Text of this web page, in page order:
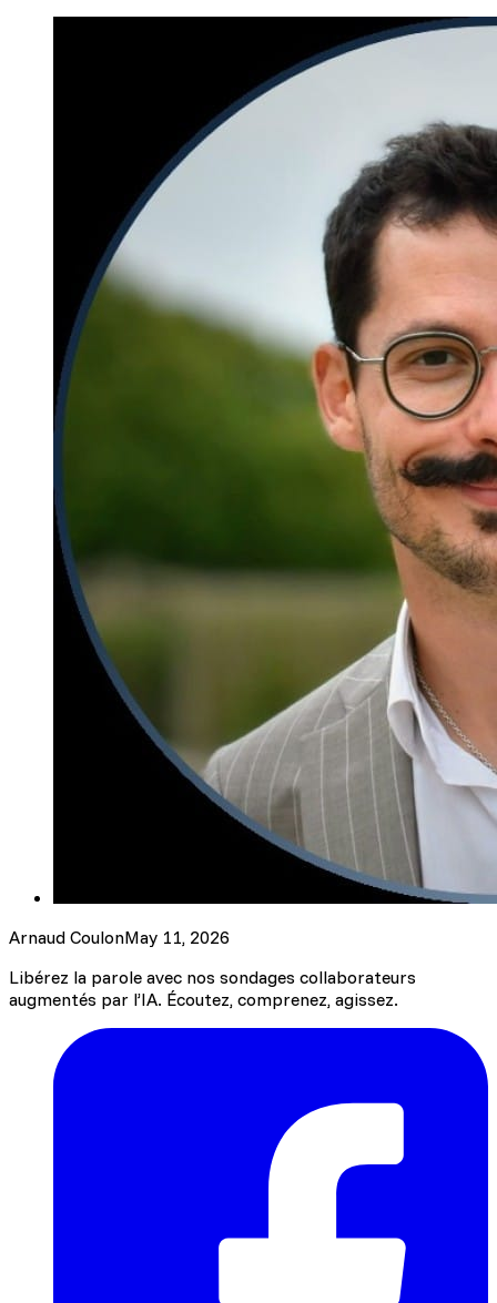
Arnaud CoulonMay 11, 2026
Libérez la parole avec nos sondages collaborateurs
augmentés par l’IA. Écoutez, comprenez, agissez.